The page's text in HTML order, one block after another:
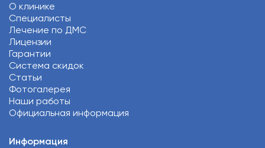
О клинике
Специалисты
Лечение по ДМС
Лицензии
Гарантии
Система скидок
Статьи
Фотогалерея
Наши работы
Официальная информация
Информация